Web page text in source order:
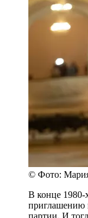
© Фото:
В конце 1980-
приглашению
партии. И